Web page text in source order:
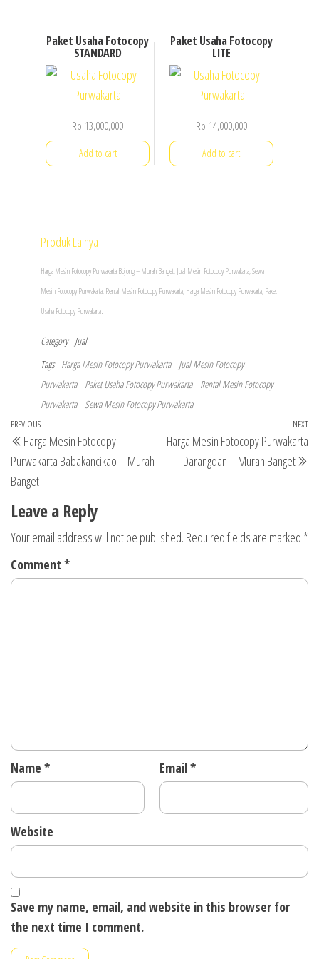
page
page
Paket Usaha Fotocopy
STANDARD
Rp 13,000,000
Add to cart
Paket Usaha Fotocopy
LITE
Rp 14,000,000
Add to cart
Produk Lainya
Harga Mesin Fotocopy Purwakarta Bojong – Murah Banget, Jual Mesin FotocopyPurwakarta, Sewa
Mesin Fotocopy Purwakarta, Rental Mesin Fotocopy Purwakarta, Harga Mesin Fotocopy Purwakarta, Paket
Usaha Fotocopy Purwakarta.
Category Jual
Tags Harga Mesin Fotocopy Purwakarta
Jual Mesin Fotocopy
Purwakarta
Paket Usaha Fotocopy Purwakarta
Rental Mesin Fotocopy
Purwakarta Sewa Mesin Fotocopy Purwakarta
Post
navigation
Previous
Post
PREVIOUS
Harga Mesin Fotocopy
Purwakarta Babakancikao – Murah
Banget
NEXT
Harga Mesin Fotocopy Purwakarta
Darangdan – Murah Banget
Leave a Reply
Your email address will not be published. Required fields are marked *
Comment *
Name * Email*
Website
Save my name, email, and website in this browser for
the next time I comment.